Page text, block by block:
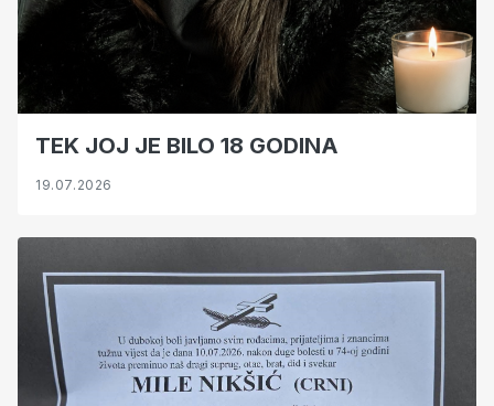
TEK JOJ JE BILO 18 GODINA
19.07.2026